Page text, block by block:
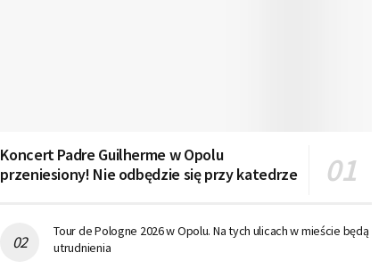
Koncert Padre Guilherme w Opolu
przeniesiony! Nie odbędzie się przy katedrze
Tour de Pologne 2026 w Opolu. Na tych ulicach w mieście będą
utrudnienia